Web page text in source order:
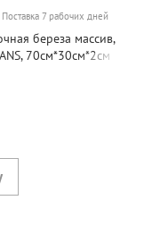
Поставка 7 рабочих дней
береза массив,
70см*30см*2см